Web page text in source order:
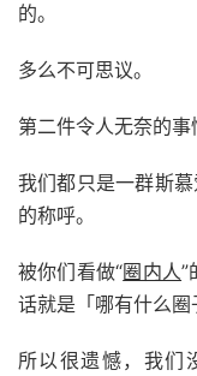
的。
多么不可思议。
第二件令人无奈的
我们都只是一群斯
的称呼。
被你们看做“圈内人”
话就是「哪有什么圈
所以很遗憾，我们